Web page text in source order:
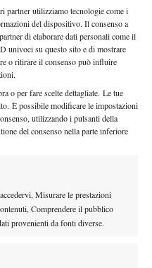
partner utilizziamo tecnologie come i
del dispositivo. Il consenso a
di elaborare dati personali come il
univoci su questo sito e di mostrare
o ritirare il consenso può influire
o per fare scelte dettagliate. Le tue
È possibile modificare le impostazioni
utilizzando i pulsanti della
del consenso nella parte inferiore
Misurare le prestazioni
Comprendere il pubblico
provenienti da fonti diverse.
Per la sezione di “Terza”, i
per il vincitore) e 700€ (320
premi più alti: 10.000€ per
e 8.000€ per quello
Contando anche i doppi,
a toccare la cifra record di
di montepremi, come detto
vale anche per i
loro posto al Foro Italico nel
italiano di categoria (dal 19 al
– albergo e pasti –
gare, oltre a un rimborso
in attesa della tappa romana